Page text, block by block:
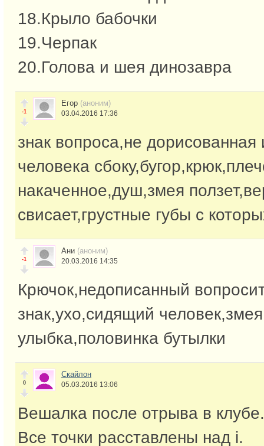
18.Крыло бабочки
19.Черпак
20.Голова и шея динозавра
-1
Егор (аноним)
03.04.2016 17:36
знак вопроса,не
человека
накаченное,душ,змея
свисает,грустные губы с
-1
Ани (аноним)
20.03.2016 14:35
Крючок,недописанный
знак,ухо,сидящий
улыбка,половинка бутылки
0
Скайлон
05.03.2016 13:06
Вешалка после отрыва в клубе.
Все точки расставлены над і.